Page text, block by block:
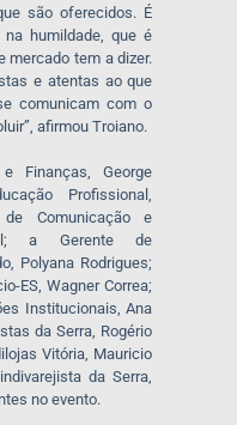
são oferecidos. É
humildade, que é
mercado tem a dizer.
e atentas ao que
comunicam com o
afirmou Troiano.
Finanças, George
Profissional,
Comunicação e
a Gerente de
Polyana Rodrigues;
ES, Wagner Correa;
Institucionais, Ana
da Serra, Rogério
Vitória, Mauricio
da Serra,
no evento.